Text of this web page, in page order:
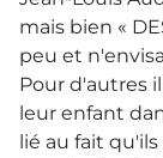
mais bien «
peu et
Pour d'autres
leur enfant
lié au fait